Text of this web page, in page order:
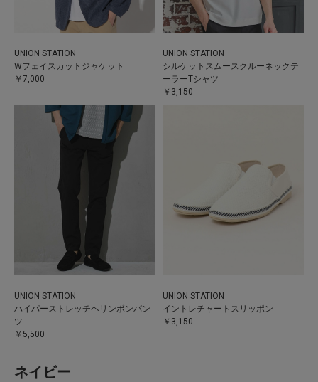
UNION STATION
Wフェイスカットジャケット
￥7,000
UNION STATION
シルケットスムースクルーネックテ
ーラーTシャツ
￥3,150
UNION STATION
ハイパーストレッチヘリンボンパン
ツ
￥5,500
UNION STATION
イントレチャートスリッポン
￥3,150
ネイビー